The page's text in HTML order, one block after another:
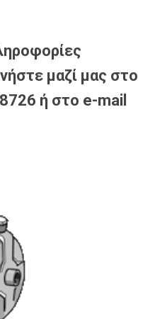
μαζί μας στο
ή στο e-mail